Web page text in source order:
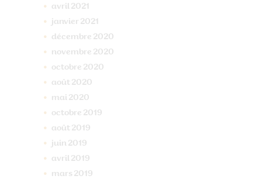
avril 2021
janvier 2021
décembre 2020
novembre 2020
octobre 2020
août 2020
mai 2020
octobre 2019
août 2019
juin 2019
avril 2019
mars 2019